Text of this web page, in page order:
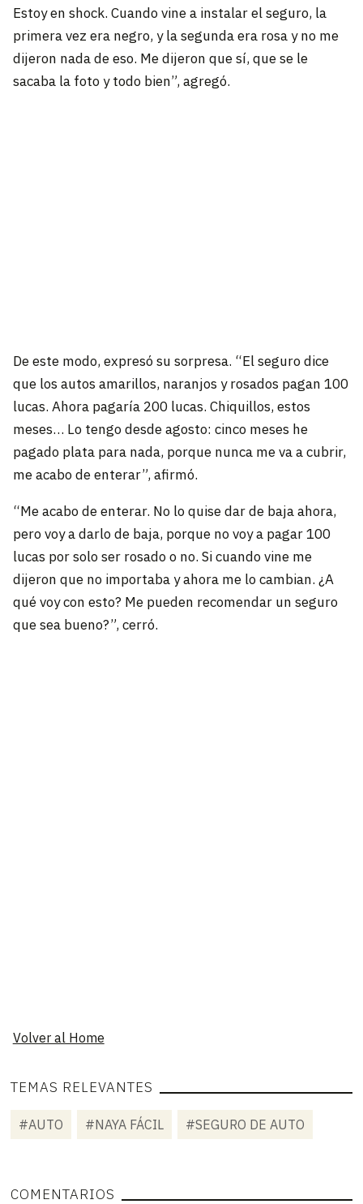
Estoy en shock. Cuando vine a instalar el seguro, la
primera vez era negro, y la segunda era rosa y no me
dijeron nada de eso. Me dijeron que sí, que se le
sacaba la foto y todo bien”, agregó.
De este modo, expresó su sorpresa. “El seguro dice
que los autos amarillos, naranjos y rosados pagan 100
lucas. Ahora pagaría 200 lucas. Chiquillos, estos
meses… Lo tengo desde agosto: cinco meses he
pagado plata para nada, porque nunca me va a cubrir,
me acabo de enterar”, afirmó.
“Me acabo de enterar. No lo quise dar de baja ahora,
pero voy a darlo de baja, porque no voy a pagar 100
lucas por solo ser rosado o no. Si cuando vine me
dijeron que no importaba y ahora me lo cambian. ¿A
qué voy con esto? Me pueden recomendar un seguro
que sea bueno?”, cerró.
Volver al Home
TEMAS RELEVANTES
#AUTO #NAYA FÁCIL #SEGURO DE AUTO
COMENTARIOS